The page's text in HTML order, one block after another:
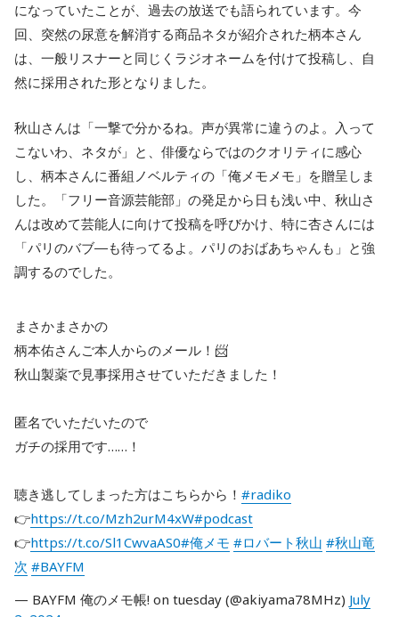
になっていたことが、過去の放送でも語られています。今
回、突然の尿意を解消する商品ネタが紹介された柄本さん
は、一般リスナーと同じくラジオネームを付けて投稿し、自
然に採用された形となりました。
秋山さんは「一撃で分かるね。声が異常に違うのよ。入って
こないわ、ネタが」と、俳優ならではのクオリティに感心
し、柄本さんに番組ノベルティの「俺メモメモ」を贈呈しま
した。「フリー音源芸能部」の発足から日も浅い中、秋山さ
んは改めて芸能人に向けて投稿を呼びかけ、特に杏さんには
「パリのバブ―も待ってるよ。パリのおばあちゃんも」と強
調するのでした。
まさかまさかの
柄本佑さんご本人からのメール！📨
秋山製薬で見事採用させていただきました！
匿名でいただいたので
ガチの採用です……！
聴き逃してしまった方はこちらから！ #radiko
👉https://t.co/Mzh2urM4xW#podcast
👉https://t.co/Sl1CwvaAS0#俺メモ #ロバート秋山 #秋山竜
次 #BAYFM
— BAYFM 俺のメモ帳! on tuesday (@akiyama78MHz) July